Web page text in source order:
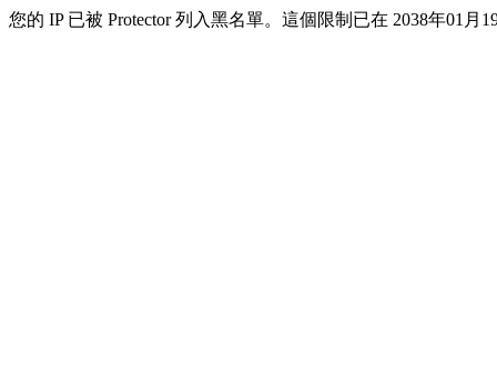
您的 IP 已被 Protector 列入黑名單。這個限制已在 2038年01月